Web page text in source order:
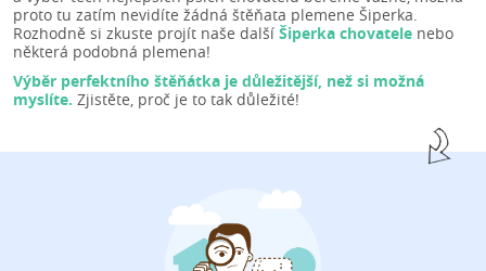
proto tu zatím nevidíte žádná štěňata plemene Šiperka.
Rozhodně si zkuste projít naše další Šiperka chovatele nebo
některá podobná plemena!
Výběr perfektního štěňátka je důležitější, než si možná
myslíte. Zjistěte, proč je to tak důležité!